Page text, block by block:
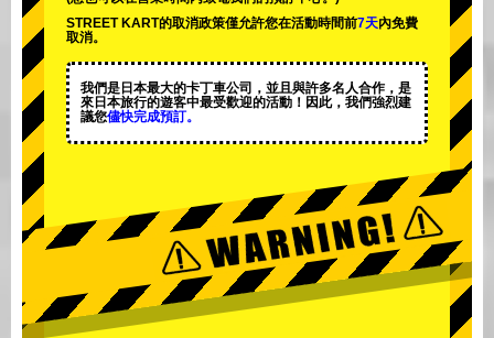
STREET KART的取消政策僅允許您在活動時間前7天內免費
取消。
我們是日本最大的卡丁車公司，並且與許多名人合作，是
來日本旅行的遊客中最受歡迎的活動 ！因此，我們強烈建
議您儘快完成預訂。